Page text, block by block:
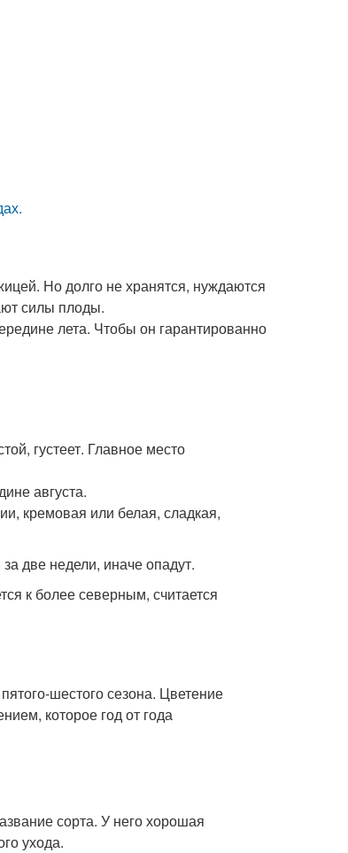
Но долго не хранятся, нуждаются
силы плоды.
лета. Чтобы он гарантированно
густеет. Главное место
августа.
кремовая или белая, сладкая,
две недели, иначе опадут.
к более северным, считается
шестого сезона. Цветение
которое год от года
сорта. У него хорошая
ухода.